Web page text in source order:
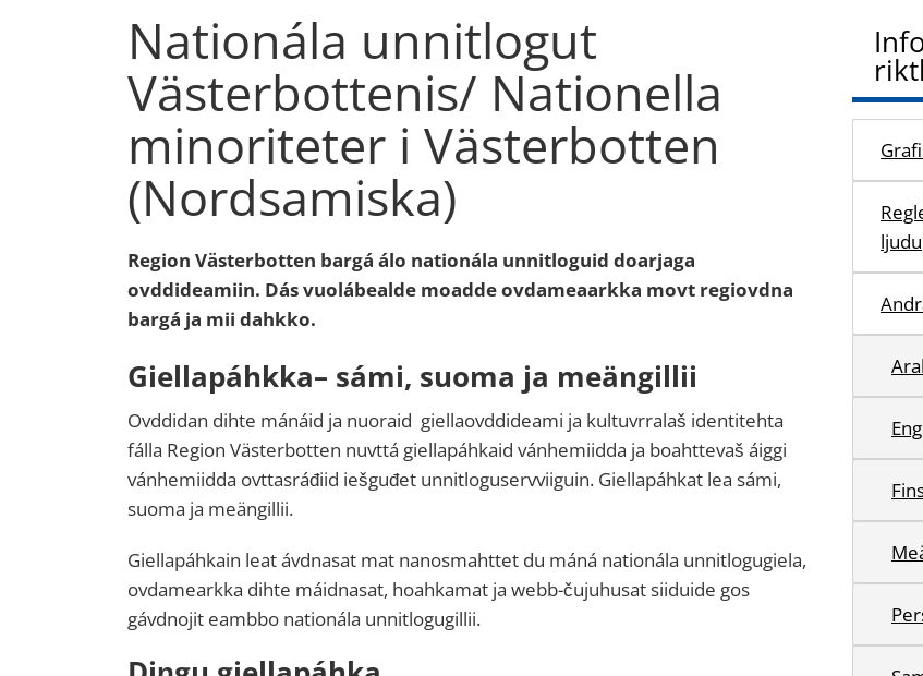
Nationála unnitlogut
Västerbottenis/ Nationella
minoriteter i Västerbotten
(Nordsamiska)
Region Västerbotten bargá álo nationála unnitloguid doarjaga
ovddideamiin. Dás vuolábealde moadde ovdameaarkka movt regiovdna
bargá ja mii dahkko.
Giellapáhkka– sámi, suoma ja meängillii
Ovddidan dihte mánáid ja nuoraid giellaovddideami ja kultuvrralaš identitehta
fálla Region Västerbotten nuvttá giellapáhkaid vánhemiidda ja boahttevaš áiggi
vánhemiidda ovttasráđiid iešguđet unnitloguservviiguin. Giellapáhkat lea sámi,
suoma ja meängillii.
Giellapáhkain leat ávdnasat mat nanosmahttet du máná nationála unnitlogugiela,
ovdamearkka dihte máidnasat, hoahkamat ja webb-čujuhusat siiduide gos
gávdnojit eambbo nationála unnitlogugillii.